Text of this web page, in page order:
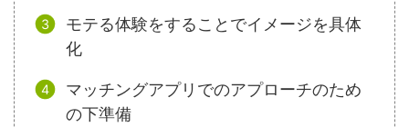
モテる体験をすることでイメージを具体
化
マッチングアプリでのアプローチのため
の下準備